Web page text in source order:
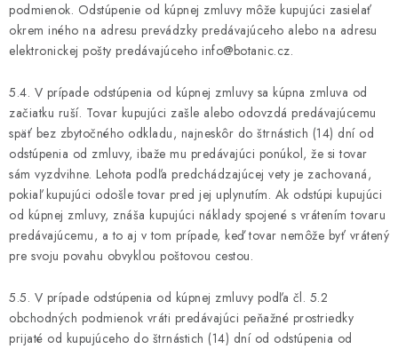
podmienok. Odstúpenie od kúpnej zmluvy môže kupujúci zasielať
okrem iného na adresu prevádzky predávajúceho alebo na adresu
elektronickej pošty predávajúceho info@botanic.cz.
5.4. V prípade odstúpenia od kúpnej zmluvy sa kúpna zmluva od
začiatku ruší. Tovar kupujúci zašle alebo odovzdá predávajúcemu
späť bez zbytočného odkladu, najneskôr do štrnástich (14) dní od
odstúpenia od zmluvy, ibaže mu predávajúci ponúkol, že si tovar
sám vyzdvihne. Lehota podľa predchádzajúcej vety je zachovaná,
pokiaľ kupujúci odošle tovar pred jej uplynutím. Ak odstúpi kupujúci
od kúpnej zmluvy, znáša kupujúci náklady spojené s vrátením tovaru
predávajúcemu, a to aj v tom prípade, keď tovar nemôže byť vrátený
pre svoju povahu obvyklou poštovou cestou.
5.5. V prípade odstúpenia od kúpnej zmluvy podľa čl. 5.2
obchodných podmienok vráti predávajúci peňažné prostriedky
prijaté od kupujúceho do štrnástich (14) dní od odstúpenia od